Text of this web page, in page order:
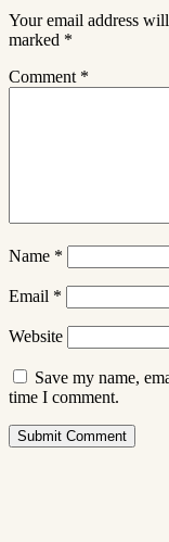
Your email address
marked *
Comment *
Name *
Email *
Website
Save my name,
time I comment.
Submit Comment